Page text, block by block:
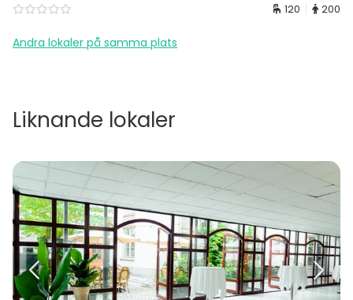
120 200
Andra lokaler på samma plats
Liknande lokaler